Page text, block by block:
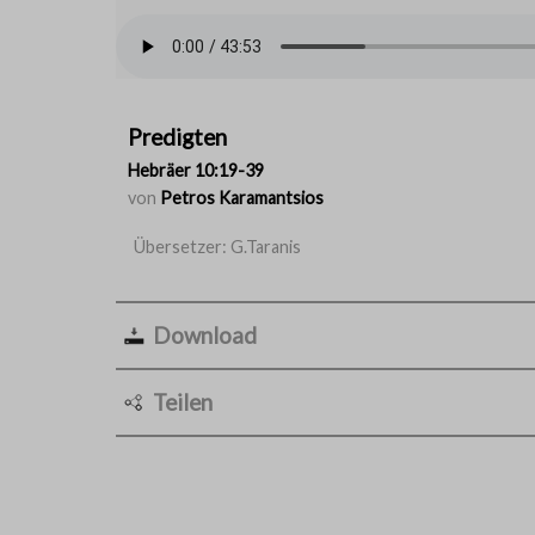
Predigten
Hebräer 10:19-39
von Petros Karamantsios
Übersetzer: G.Taranis
Download
Teilen